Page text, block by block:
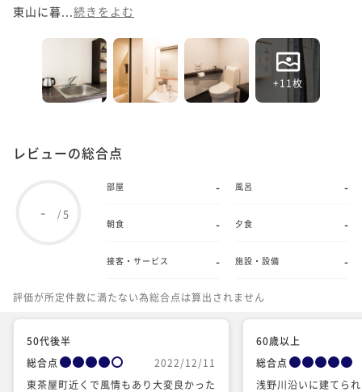
東山に暮... 続きをよむ
+11枚
レビューの総合点
- /5
部屋 - 風呂 -
朝食 - 夕食 -
接客・サービス - 施設・設備 -
評価が所定件数に満たない為総合点は算出されません
50代後半
総合点
2022/12/11
東茶屋町近くで風情もあり大変良かった
60歳以上
総合点
浅野川沿いに建てら